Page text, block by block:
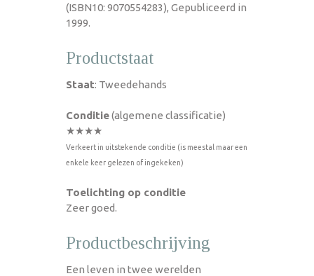
(ISBN10: 9070554283), Gepubliceerd in
1999.
Productstaat
Staat: Tweedehands
Conditie(algemene classificatie)
★★★★
Verkeert in uitstekende conditie (is meestal maar een
enkele keer gelezen of ingekeken)
Toelichting op conditie
Zeer goed.
Productbeschrijving
Een leven in twee werelden